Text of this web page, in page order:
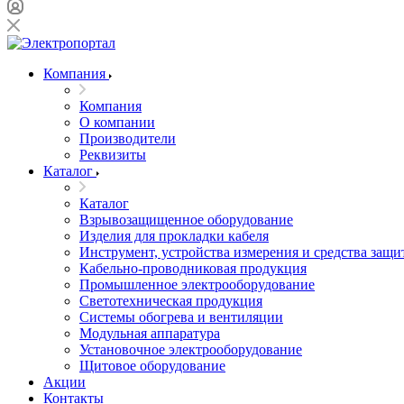
Компания
Компания
О компании
Производители
Реквизиты
Каталог
Каталог
Взрывозащищенное оборудование
Изделия для прокладки кабеля
Инструмент, устройства измерения и средства
Кабельно-проводниковая продукция
Промышленное электрооборудование
Светотехническая продукция
Системы обогрева и вентиляции
Модульная аппаратура
Установочное электрооборудование
Щитовое оборудование
Акции
Контакты